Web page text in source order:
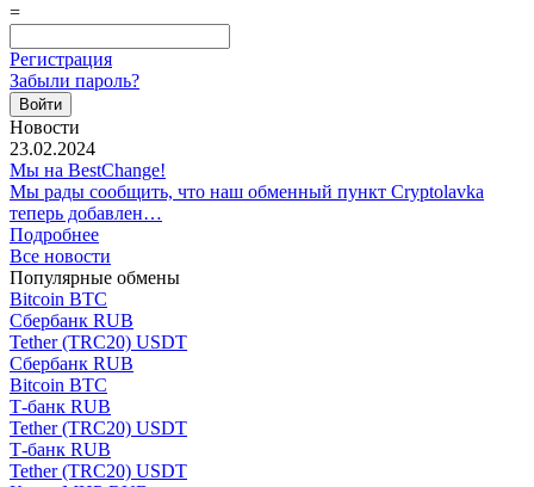
=
Регистрация
Забыли пароль?
Новости
23.02.2024
Мы на BestChange!
Мы рады сообщить, что наш обменный пункт Cryptolavka
теперь добавлен…
Подробнее
Все новости
Популярные обмены
Bitcoin BTC
Сбербанк RUB
Tether (TRC20) USDT
Сбербанк RUB
Bitcoin BTC
Т-банк RUB
Tether (TRC20) USDT
Т-банк RUB
Tether (TRC20) USDT